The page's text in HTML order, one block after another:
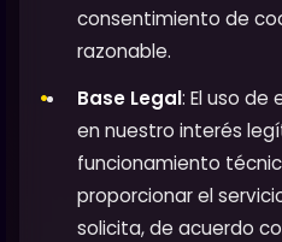
consentimiento de
razonable.
Base Legal: El uso de
en nuestro interés
funcionamiento
proporcionar el
solicita, de acuerdo